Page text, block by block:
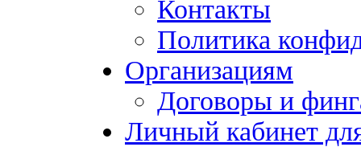
Контакты
Политика
Организациям
Договоры и
Личный кабинет